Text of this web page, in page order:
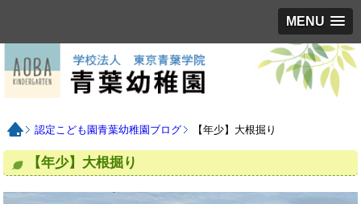
MENU
認定こども園青葉幼稚園ブログ 【年少】大根掘り
【年少】大根掘り